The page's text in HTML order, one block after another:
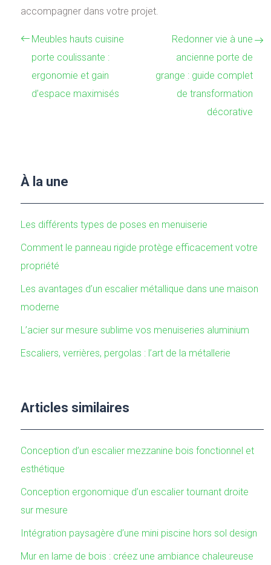
accompagner dans votre projet.
Meubles hauts cuisine
porte coulissante :
ergonomie et gain
d’espace maximisés
Redonner vie à une
ancienne porte de
grange : guide complet
de transformation
décorative
À la une
Les différents types de poses en menuiserie
Comment le panneau rigide protège efficacement votre
propriété
Les avantages d’un escalier métallique dans une maison
moderne
L’acier sur mesure sublime vos menuiseries aluminium
Escaliers, verrières, pergolas : l’art de la métallerie
Articles similaires
Conception d’un escalier mezzanine bois fonctionnel et
esthétique
Conception ergonomique d’un escalier tournant droite
sur mesure
Intégration paysagère d’une mini piscine hors sol design
Mur en lame de bois : créez une ambiance chaleureuse